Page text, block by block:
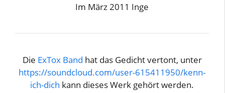
Im März 2011 Inge
Die ExTox Band hat das Gedicht vertont, unter
https://soundcloud.com/user-615411950/kenn-
ich-dich kann dieses Werk gehört werden.